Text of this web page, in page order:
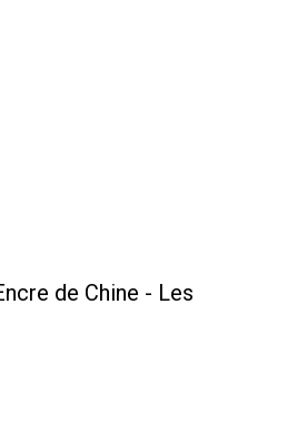
de Chine - Les